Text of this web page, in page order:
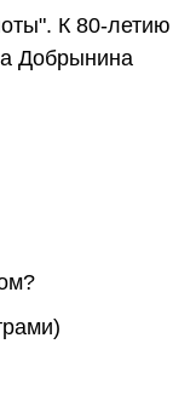
К 80-летию
Добрынина